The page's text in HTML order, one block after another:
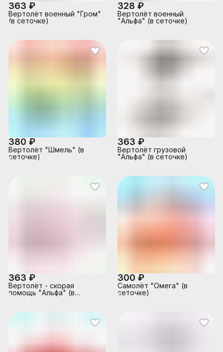
363 ₽
Вертолёт военный "Гром"
(в сеточке)
328 ₽
Вертолёт военный
"Альфа" (в сеточке)
380 ₽
Вертолёт "Шмель" (в
сеточке)
363 ₽
Вертолёт грузовой
"Альфа" (в сеточке)
363 ₽
Вертолёт - скорая
помощь "Альфа" (в
300 ₽
Самолёт "Омега" (в
сеточке)